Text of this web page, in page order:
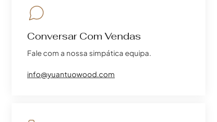
Conversar Com Vendas
Fale com a nossa simpática equipa.
info@yuantuowood.com